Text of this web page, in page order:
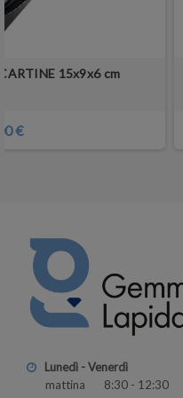
15x9x6 cm
€
Lunedì - Venerdì
mattina 8:30 - 12:30